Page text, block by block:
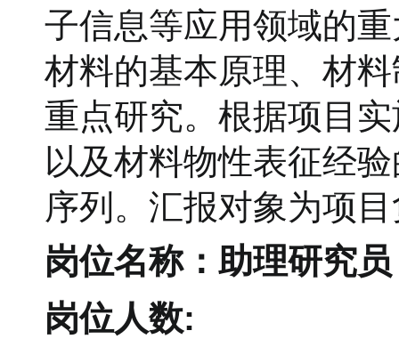
子信息等应用领域的
材料的基本原理、材
重点研究。根据项目
以及材料物性表征经
序列。汇报对象为项
岗位名称：助理研究员
岗位人数: